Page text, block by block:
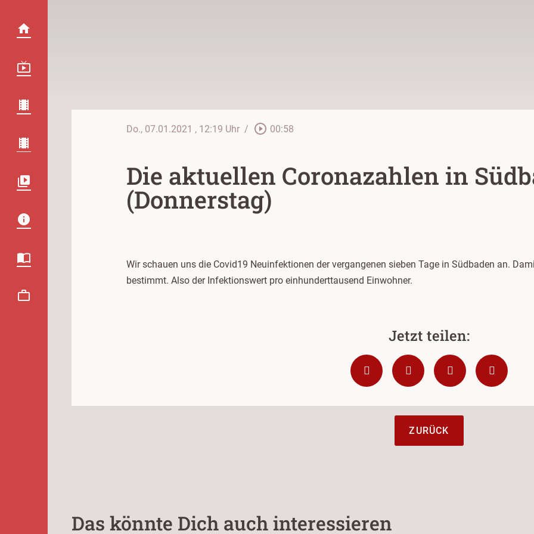
Do., 07.01.2021 , 12:19 Uhr / play_circle_outline 00:58
Die aktuellen Coronazahlen in
(Donnerstag)
Wir schauen uns die Covid19 Neuinfektionen der vergangenen sieben Tage in Südbaden an.
bestimmt. Also der Infektionswert pro einhunderttausend Einwohner.
ZURÜCK
Das könnte Dich auch interessieren